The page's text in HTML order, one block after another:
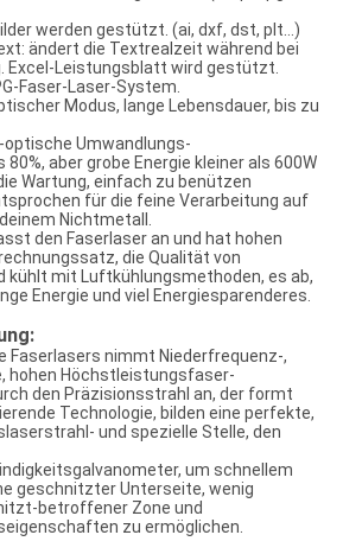
werden gestützt. (ai, dxf, dst, plt…)
ändert die Textrealzeit während bei
Excel-Leistungsblatt wird gestützt.
Faser-Laser-System.
Modus, lange Lebensdauer, bis zu
optische Umwandlungs-
aber grobe Energie kleiner als 600W
Wartung, einfach zu benützen
für die feine Verarbeitung auf
Nichtmetall.
den Faserlaser an und hat hohen
die Qualität von
kühlt mit Luftkühlungsmethoden, es ab,
Energie und viel Energiesparenderes.
Faserlasers nimmt Niederfrequenz-,
hohen Höchstleistungsfaser-
den Präzisionsstrahl an, der formt
Technologie, bilden eine perfekte,
und spezielle Stelle, den
um schnellem
geschnitzter Unterseite, wenig
betroffener Zone und
zu ermöglichen.